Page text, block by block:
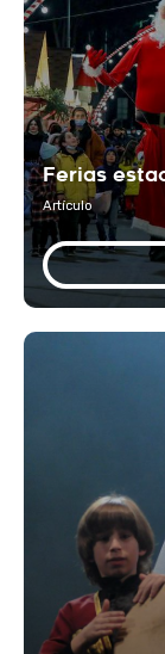
Ferias
Artículo